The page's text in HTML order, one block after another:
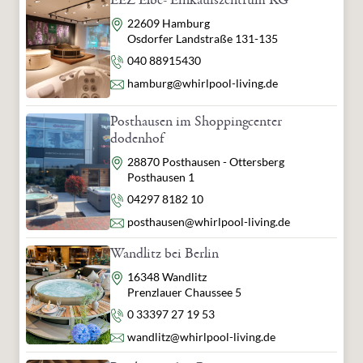
Adresse
22609 Hamburg
Osdorfer Landstraße 131-135
Telefon
040 88915430
E-Mail
hamburg@whirlpool-living.de
Posthausen im Shoppingcenter
dodenhof
Adresse
28870 Posthausen - Ottersberg
Posthausen 1
Telefon
04297 8182 10
E-Mail
posthausen@whirlpool-living.de
Wandlitz bei Berlin
Adresse
16348 Wandlitz
Prenzlauer Chaussee 5
Telefon
0 33397 27 19 53
E-Mail
wandlitz@whirlpool-living.de